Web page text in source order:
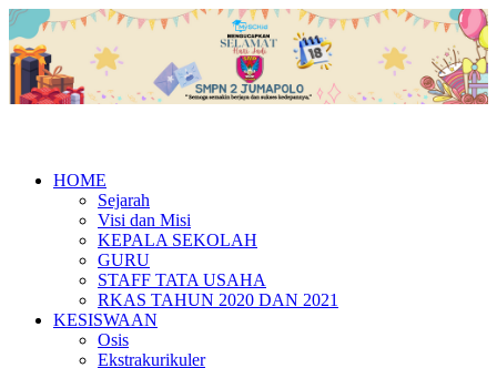
HOME
Sejarah
Visi dan Misi
KEPALA SEKOLAH
GURU
STAFF TATA USAHA
RKAS TAHUN 2020 DAN 2021
KESISWAAN
Osis
Ekstrakurikuler